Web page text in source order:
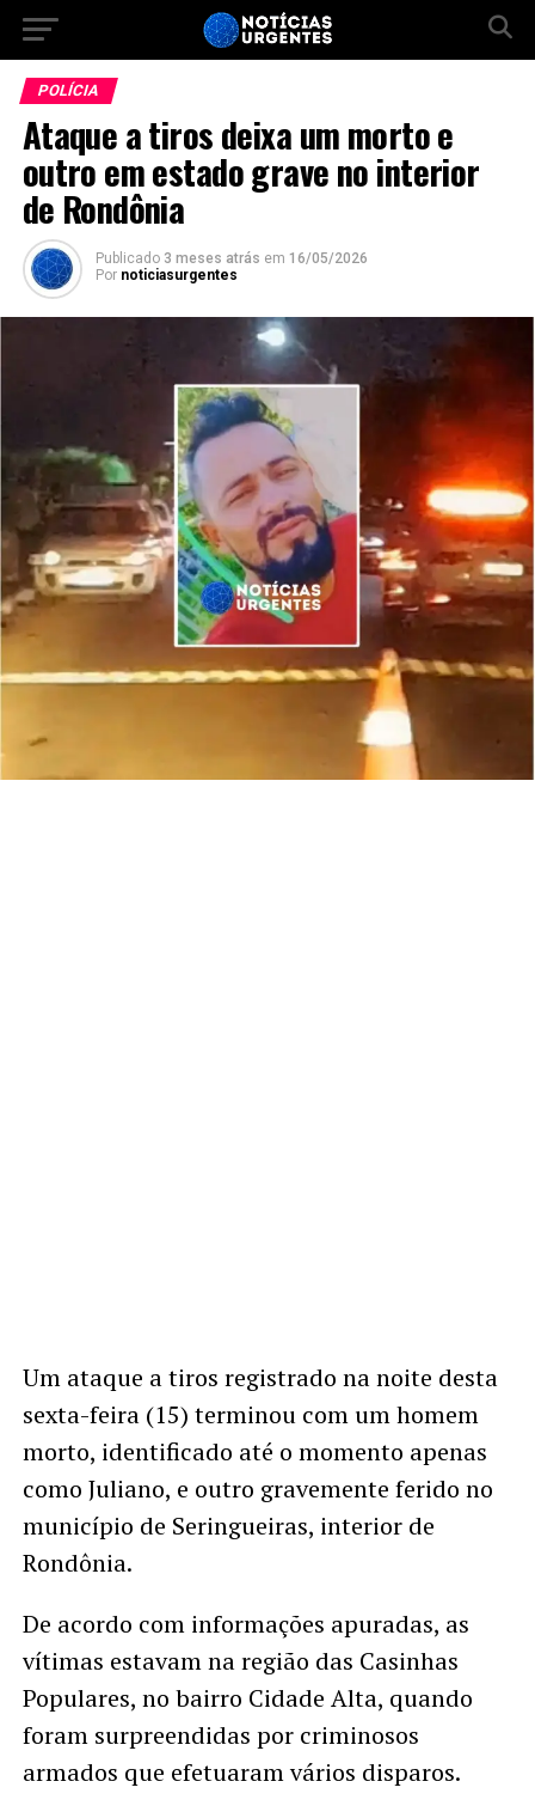
POLÍCIA
Ataque a tiros deixa um morto e
outro em estado grave no interior
de Rondônia
Publicado 3 meses atrás em 16/05/2026
Por noticiasurgentes
Um ataque a tiros registrado na noite desta
sexta-feira (15) terminou com um homem
morto, identificado até o momento apenas
como Juliano, e outro gravemente ferido no
município de Seringueiras, interior de
Rondônia.
De acordo com informações apuradas, as
vítimas estavam na região das Casinhas
Populares, no bairro Cidade Alta, quando
foram surpreendidas por criminosos
armados que efetuaram vários disparos.